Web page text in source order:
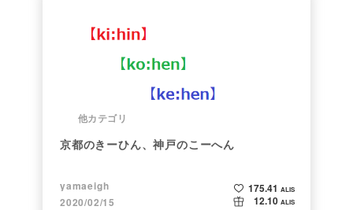
他カテゴリ
京都のきーひん、神戸のこーへん
yamaeigh
2020/02/15
175.41 ALIS
12.10 ALIS